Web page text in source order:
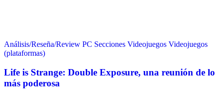
Análisis/Reseña/Review PC Secciones Videojuegos Videojuegos
(plataformas)
Life is Strange: Double Exposure, una reunión de lo
más poderosa